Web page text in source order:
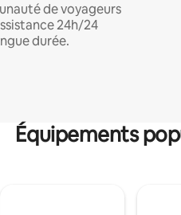
de voyageurs
24h/24
durée.
Équipements